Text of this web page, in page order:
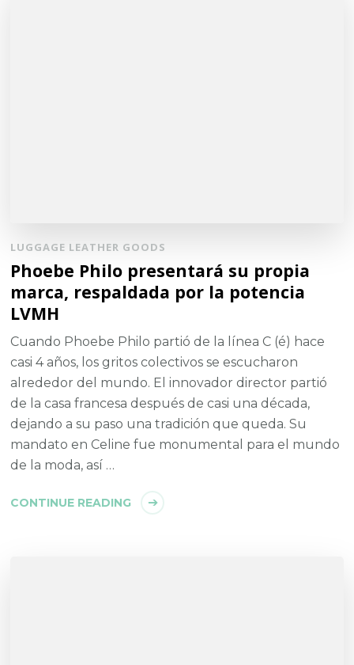
LUGGAGE LEATHER GOODS
Phoebe Philo presentará su propia
marca, respaldada por la potencia
LVMH
Cuando Phoebe Philo partió de la línea C (é) hace
casi 4 años, los gritos colectivos se escucharon
alrededor del mundo. El innovador director partió
de la casa francesa después de casi una década,
dejando a su paso una tradición que queda. Su
mandato en Celine fue monumental para el mundo
de la moda, así …
CONTINUE READING